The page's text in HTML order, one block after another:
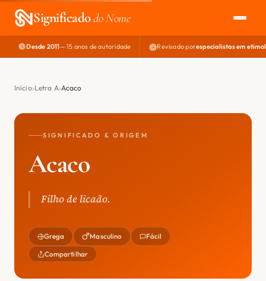
Significadodo Nome
EXPLORAR
NOME PERFEITO
Desde 2011— 15 anos de autoridade Revisado porespecialistas em
Início Letra A Acaco
SIGNIFICADO & ORIGEM
Acaco
Filho de licaão.
Grega Masculino Fácil
Compartilhar